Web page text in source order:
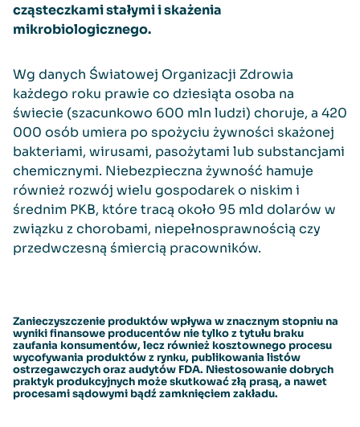
cząsteczkami stałymi i skażenia
mikrobiologicznego.
Wg danych Światowej Organizacji Zdrowia
każdego roku prawie co dziesiąta osoba na
świecie (szacunkowo 600 mln ludzi) choruje, a 420
000 osób umiera po spożyciu żywności skażonej
bakteriami, wirusami, pasożytami lub substancjami
chemicznymi. Niebezpieczna żywność hamuje
również rozwój wielu gospodarek o niskim i
średnim PKB, które tracą około 95 mld dolarów w
związku z chorobami, niepełnosprawnością czy
przedwczesną śmiercią pracowników.
Zanieczyszczenie produktów wpływa w znacznym stopniu na
wyniki finansowe producentów nie tylko z tytułu braku
zaufania konsumentów, lecz również kosztownego procesu
wycofywania produktów z rynku, publikowania listów
ostrzegawczych oraz audytów FDA. Niestosowanie dobrych
praktyk produkcyjnych może skutkować złą prasą, a nawet
procesami sądowymi bądź zamknięciem zakładu.